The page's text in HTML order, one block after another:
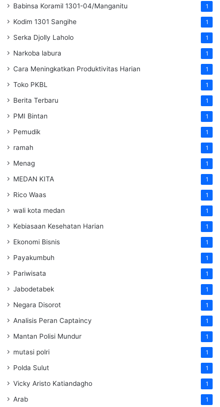
Babinsa Koramil 1301-04/Manganitu 1
Kodim 1301 Sangihe 1
Serka Djolly Laholo 1
Narkoba labura 1
Cara Meningkatkan Produktivitas Harian 1
Toko PKBL 1
Berita Terbaru 1
PMI Bintan 1
Pemudik 1
ramah 1
Menag 1
MEDAN KITA 1
Rico Waas 1
wali kota medan 1
Kebiasaan Kesehatan Harian 1
Ekonomi Bisnis 1
Payakumbuh 1
Pariwisata 1
Jabodetabek 1
Negara Disorot 1
Analisis Peran Captaincy 1
Mantan Polisi Mundur 1
mutasi polri 1
Polda Sulut 1
Vicky Aristo Katiandagho 1
Arab 1